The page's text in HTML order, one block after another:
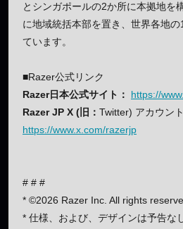
とシンガポールの2か所に本拠地を
に地域統括本部を置き、世界各地
ています。
■Razer公式リンク
Razer日本公式サイト：
https://
Razer JP X (旧： Twitter) アカウント
https://www.x.com/razerjp
# # #
* ©2026 Razer Inc. All rights
* 仕様、および、デザインは予告な